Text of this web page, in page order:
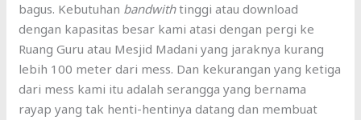
bagus. Kebutuhan bandwithtinggi atau download
dengan kapasitas besar kami atasi dengan pergi ke
Ruang Guru atau Mesjid Madani yang jaraknya kurang
lebih 100 meter dari mess. Dan kekurangan yang ketiga
dari mess kami itu adalah serangga yang bernama
rayap yang tak henti-hentinya datang dan membuat